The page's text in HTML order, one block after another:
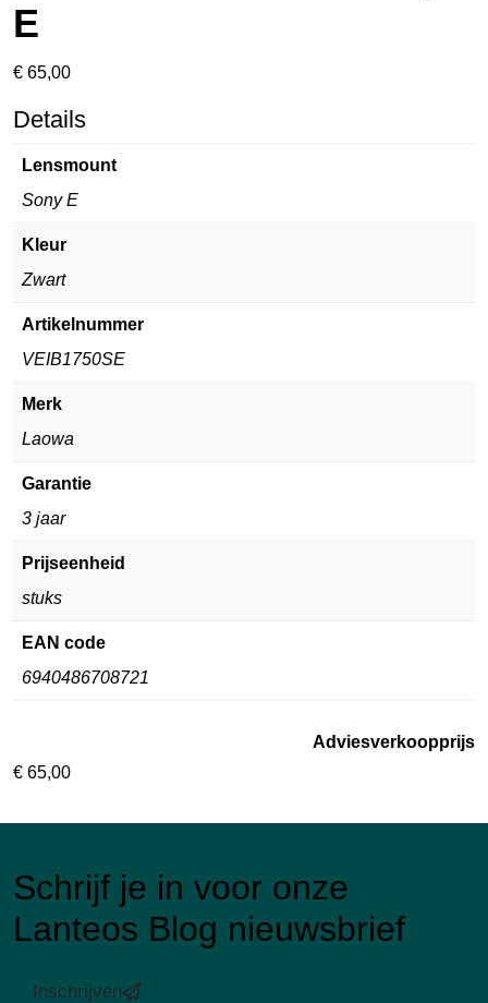
E
€ 65,00
Details
Lensmount
Sony E
Kleur
Zwart
Artikelnummer
VEIB1750SE
Merk
Laowa
Garantie
3 jaar
Prijseenheid
stuks
EAN code
6940486708721
Adviesverkoopprijs
€ 65,00
Schrijf je in voor onze
Lanteos Blog nieuwsbrief
Inschrijven